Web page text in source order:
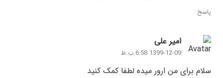
پاسخ
امیر علی
1399-12-09 6:58 ب.ظ
سلام برای من ارور میده لطفا کمک کنید